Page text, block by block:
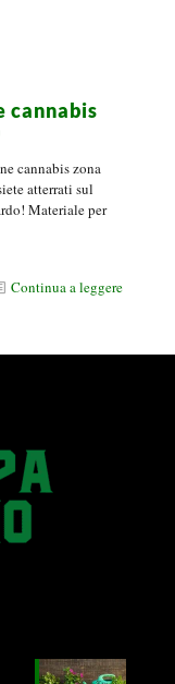
cannabis
cannabis zona
atterrati sul
Materiale per
Continua a leggere